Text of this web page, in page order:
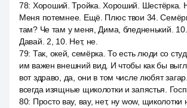
78: Хороший. Тройка. Хороший. Шестёрка.
Меня потемнее. Ещё. Плюс твои 34.
там? Че там у меня, Дима, бледненький.
Давай. 2, 10. Нет, не.
79: Так, окей, семёрка. То есть люди со
им важен внешний вид. И чтобы как бы
вот здраво, да, они в том числе любят
всегда изящные щиколотки и запястья.
80: Просто вау, вау, нет, ну wow,